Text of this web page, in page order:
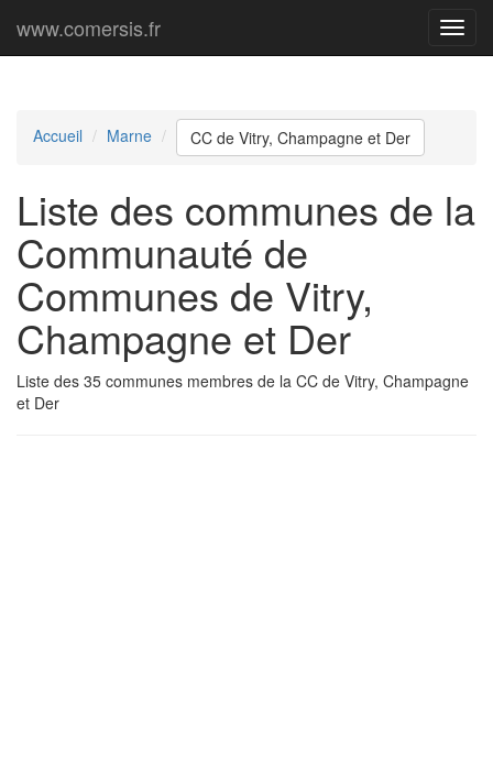
Menu
www.comersis.fr
Accueil Marne CC de Vitry, Champagne et Der
Liste des communes de la
Communauté de
Communes de Vitry,
Champagne et Der
Liste des 35 communes membres de la CC de Vitry, Champagne
et Der